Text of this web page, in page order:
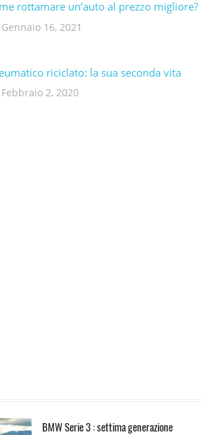
rottamare un’auto al prezzo migliore?
Gennaio 16, 2021
riciclato: la sua seconda vita​
Febbraio 2, 2020
BMW Serie 3 : settima generazione